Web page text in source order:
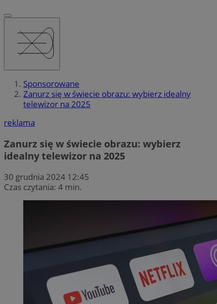
Sponsorowane
Zanurz się w świecie obrazu: wybierz idealny
telewizor na 2025
reklama
Zanurz się w świecie obrazu: wybierz
idealny telewizor na 2025
30 grudnia 2024 12:45
Czas czytania: 4 min.